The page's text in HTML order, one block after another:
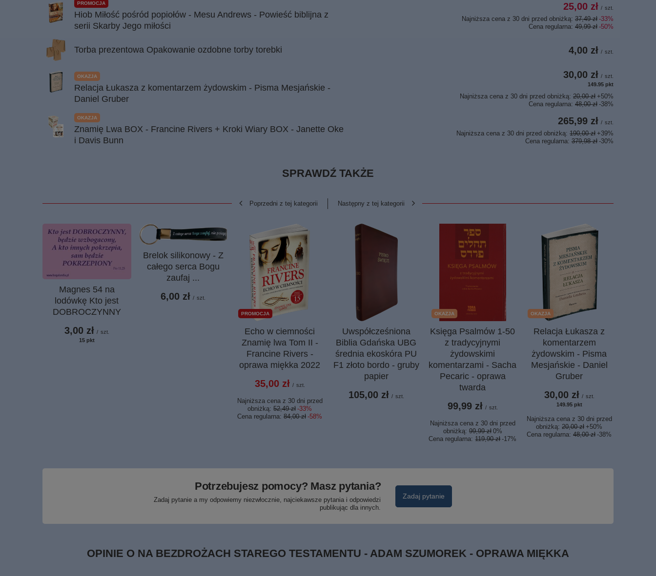
PROMOCJA
Hiob Miłość pośród popiołów - Mesu Andrews - Powieść biblijna z
serii Skarby Jego miłości
25,00 zł / szt.
Najniższa cena z 30 dni przed obniżką: 37,49 zł -33%
Cena regularna: 49,99 zł -50%
Torba prezentowa Opakowanie ozdobne torby torebki 4,00 zł / szt.
OKAZJA
Relacja Łukasza z komentarzem żydowskim - Pisma Mesjańskie -
Daniel Gruber
30,00 zł / szt.
149.95 pkt
Najniższa cena z 30 dni przed obniżką: 20,00 zł +50%
Cena regularna: 48,00 zł -38%
OKAZJA
Znamię Lwa BOX - Francine Rivers + Kroki Wiary BOX - Janette Oke
i Davis Bunn
265,99 zł / szt.
Najniższa cena z 30 dni przed obniżką: 190,00 zł +39%
Cena regularna: 379,98 zł -30%
SPRAWDŹ TAKŻE
Poprzedni z tej kategorii Następny z tej kategorii
Magnes 54 na
lodówkę Kto jest
DOBROCZYNNY
3,00 zł / szt.
15 pktpunktów
Brelok silikonowy - Z
całego serca Bogu
zaufaj ...
6,00 zł / szt.
PROMOCJA
Echo w ciemności
Znamię lwa Tom II -
Francine Rivers -
oprawa miękka 2022
35,00 zł / szt.
Najniższa cena z 30 dni przed
obniżką:52,49 zł -33%
Cena regularna:84,00 zł -58%
Uwspółcześniona
Biblia Gdańska UBG
średnia ekoskóra PU
F1 złoto bordo - gruby
papier
105,00 zł / szt.
OKAZJA
Księga Psalmów 1-50
z tradycyjnymi
żydowskimi
komentarzami - Sacha
Pecaric - oprawa
twarda
99,99 zł / szt.
Najniższa cena z 30 dni przed
obniżką: 99,99 zł 0%
Cena regularna:119,90 zł -17%
OKAZJA
Relacja Łukasza z
komentarzem
żydowskim - Pisma
Mesjańskie - Daniel
Gruber
30,00 zł / szt.
149.95 pktpunktów
Najniższa cena z 30 dni przed
obniżką:20,00 zł +50%
Cena regularna:48,00 zł -38%
Potrzebujesz pomocy? Masz pytania?
Zadaj pytanie a my odpowiemy niezwłocznie, najciekawsze pytania i odpowiedzi
publikując dla innych.
Zadaj pytanie
OPINIE O NA BEZDROŻACH STAREGO TESTAMENTU - ADAM SZUMOREK - OPRAWA MIĘKKA